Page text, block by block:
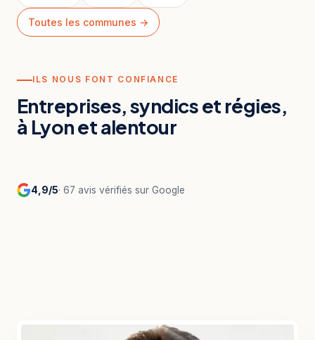
Toutes les communes →
ILS NOUS FONT CONFIANCE
Entreprises, syndics et régies,
à Lyon et alentour
4,9/5· 67 avis vérifiés sur Google